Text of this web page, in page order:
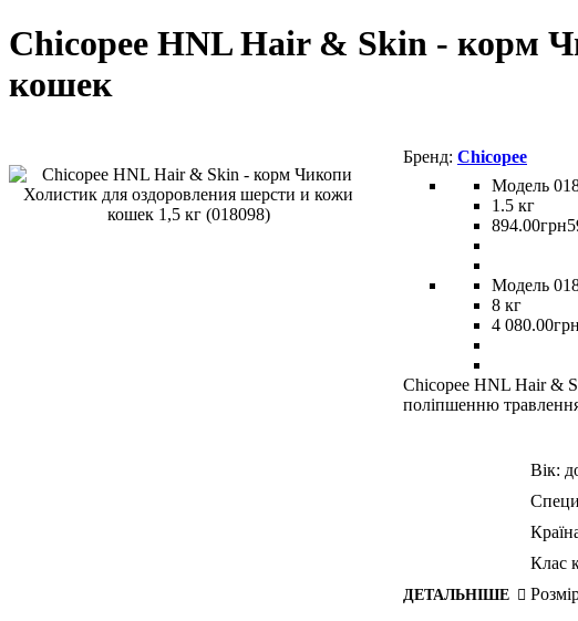
Chicopee HNL Hair & Skin - корм
кошек
Chicopee
1.5 кг
894.00грн
8 кг
4 080.00грн
Chicopee HNL Hair &
поліпшенню
ДЕТАЛЬНІШЕ
Вік:
Клас